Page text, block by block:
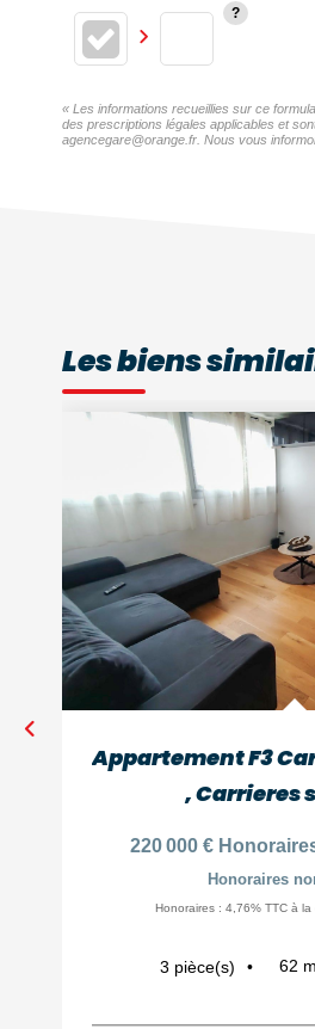
« Les informations recueillies sur ce
des prescriptions légales applicables et
agencegare@orange.fr. Nous vous
Les biens
,Carrieres
220 000 €
Honoraires
Honoraires : 4,76% TTC à
3 pièce(s) 62